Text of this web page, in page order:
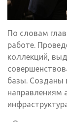
По словам
работе.
коллекций,
базы. Созданы
направлениям